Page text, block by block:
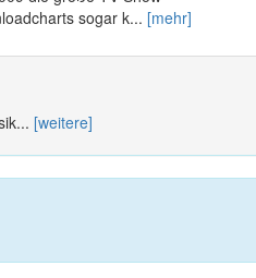
sogar k... [mehr]
[weitere]